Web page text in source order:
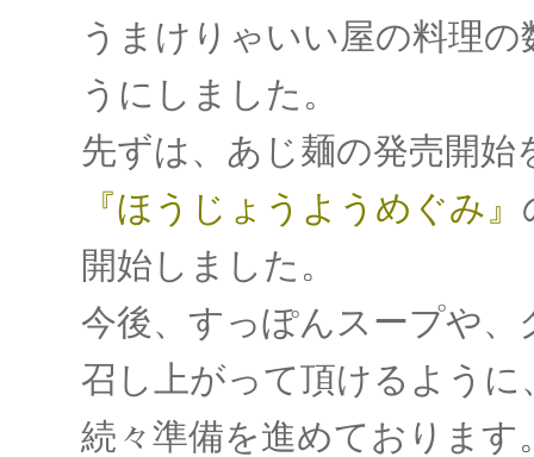
うまけりゃいい屋の料理
うにしました。
先ずは、あじ麺の発売開始
『ほうじょうようめぐみ』
開始しました。
今後、すっぽんスープや
召し上がって頂けるように
続々準備を進めておりま